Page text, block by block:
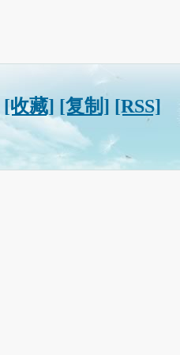
[收藏] [复制] [RSS]